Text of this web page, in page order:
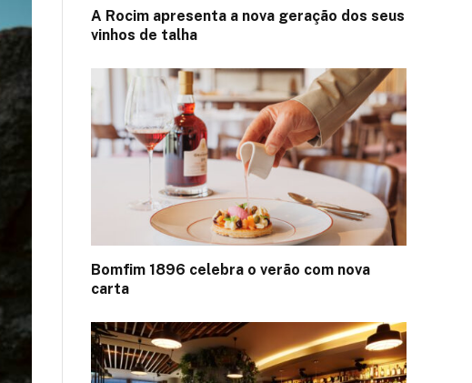
A Rocim apresenta a nova geração dos seus
vinhos de talha
Bomfim 1896 celebra o verão com nova
carta